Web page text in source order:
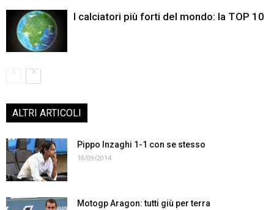
I calciatori più forti del mondo: la TOP 10
ALTRI ARTICOLI
Pippo Inzaghi 1-1 con se stesso
18/09/2014
Motogp Aragon: tutti giù per terra